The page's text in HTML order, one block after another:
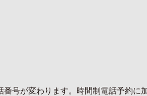
号が変わります。時間制電話予約に